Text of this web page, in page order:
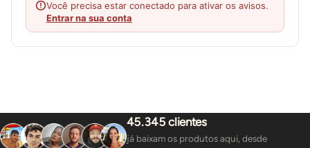
Você precisa estar conectado para ativar os avisos.
Entrar na sua conta
45.345 clientes
já baixam os produtos aqui, desde